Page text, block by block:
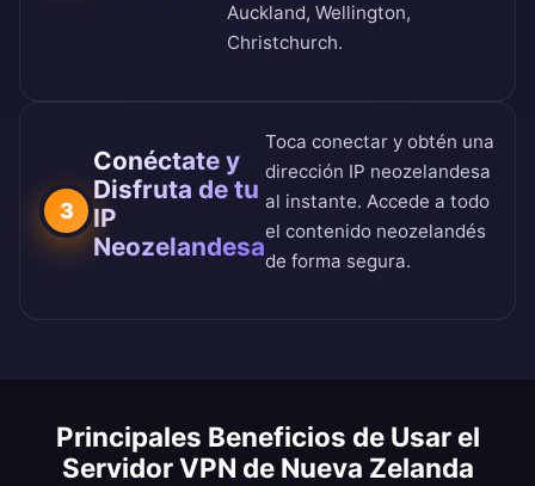
Auckland, Wellington,
Christchurch.
3
Conéctate y
Disfruta de tu
IP
Neozelandesa
Toca conectar y obtén una
dirección IP neozelandesa
al instante. Accede a todo
el contenido neozelandés
de forma segura.
Principales Beneficios de Usar el
Servidor VPN de Nueva Zelanda